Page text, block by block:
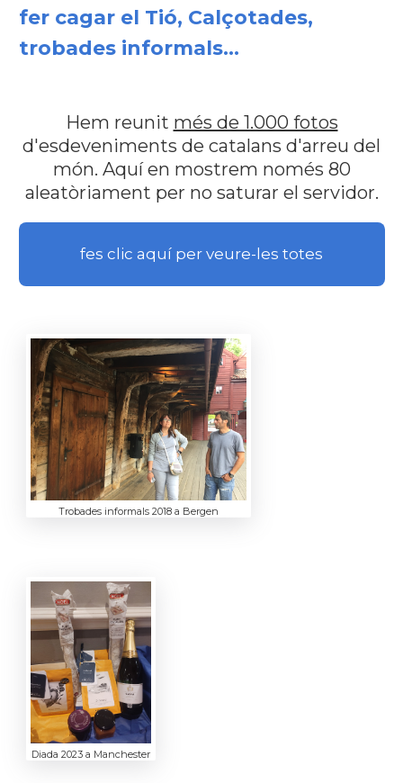
fer cagar el Tió, Calçotades,
trobades informals...
Hem reunit més de 1.000 fotos
d'esdeveniments de catalans d'arreu del
món. Aquí en mostrem només 80
aleatòriament per no saturar el servidor.
fes clic aquí per veure-les totes
Trobades informals 2018 a Bergen
Diada 2023 a Manchester